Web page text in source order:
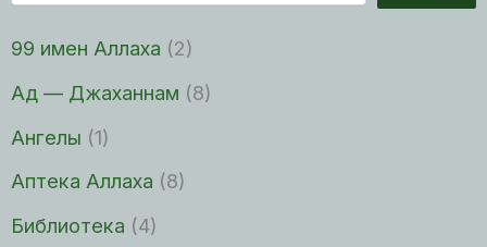
99 имен Аллаха (2)
Ад — Джаханнам (8)
Ангелы (1)
Аптека Аллаха (8)
Библиотека (4)